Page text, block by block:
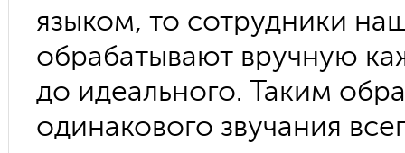
языком, то сотрудники
обрабатывают вручную
до идеального. Таким
одинакового звучания